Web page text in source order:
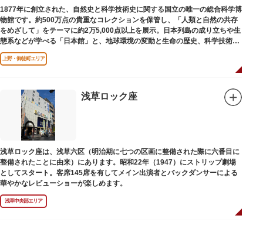
1877年に創立された、自然史と科学技術史に関する国立の唯一の総合科学博
物館です。約500万点の貴重なコレクションを保管し、「人類と自然の共存
をめざして」をテーマに約2万5,000点以上を展示。日本列島の成り立ちや生
態系などが学べる「日本館」と、地球環境の変動と生命の歴史、科学技術の
進歩などが学べる「地球館」の2つの常設展示をメインに、特別展・企画展
などから構成されています。
2005年「愛・地球博」の長久手日本館で人気を博した「地球の部屋」を移設
100万分の1の大きさ）のドームの内側すべてがスクリーンになっている世界
初のシアターで、月ごとに変わるオリジナル映像を上映しています。
楽しみながら学習できるイベント企画や、恐竜をはじめとした様々な実物標
本、子ども向けのコーナーもあり、お子様連れでも楽しめる博物館です。
また、国立科学博物館では、日本およびアジアにおける科学系博物館の中核
施設として、調査研究、標本資料の収集・保管・活用、展示・学習支援を推
進。これらの活動を上野の本館、白金台の附属自然教育園、茨城県つくば市
の実験植物園や筑波研究施設（非公開）で展開しています。
上野・御徒町エリア
浅草ロック座
浅草ロック座は、浅草六区（明治期に七つの区画に整備された際に六番目に
整備されたことに由来）にあります。昭和22年（1947）にストリップ劇場
としてスタート。客席145席を有してメイン出演者とバックダンサーによる
華やかなレビューショーが楽しめます。
浅草中央部エリア